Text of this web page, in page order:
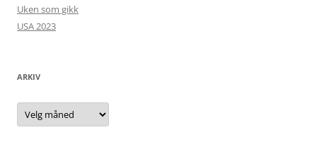
Uken som gikk
USA 2023
ARKIV
Arkiv